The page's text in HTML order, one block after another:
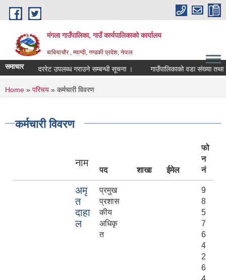
Skip to main content
मंगला गाउँपालिका, गाउँ कार्यपालिकाको कार्यालय
बाबियाचौर , म्याग्दी, गण्डकी प्रदेश, नेपाल
समाचारदररेट उपलब्ध गराउने सम्बन्धी सूचना । गाउँपालिकाको वडा संख्या तथा
You are here
Home » परिचय » कर्मचारी विवरण
कर्मचारी विवरण
नाम
पद शाखा ईमेल
फो
न
नं
अमृ
त
दाहा
ल
प्रमुख
प्रशास
कीय
अधिकृ
त
9
8
5
7
6
4
2
6